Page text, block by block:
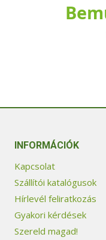
INFORMÁCIÓK
Kapcsolat
Szállítói katalógusok
Hírlevél feliratkozás
Gyakori kérdések
Szereld magad!